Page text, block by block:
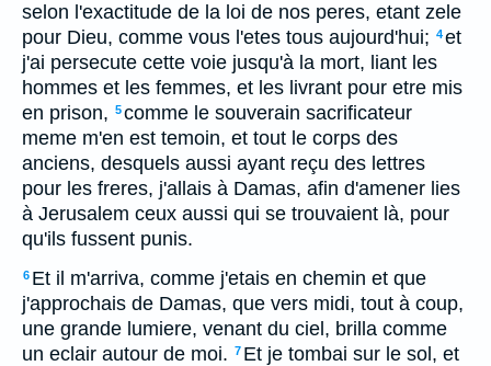
selon l'exactitude de la loi de nos peres, etant zele
pour Dieu, comme vous l'etes tous aujourd'hui; 4et
j'ai persecute cette voie jusqu'à la mort, liant les
hommes et les femmes, et les livrant pour etre mis
en prison, 5comme le souverain sacrificateur
meme m'en est temoin, et tout le corps des
anciens, desquels aussi ayant reçu des lettres
pour les freres, j'allais à Damas, afin d'amener lies
à Jerusalem ceux aussi qui se trouvaient là, pour
qu'ils fussent punis.
6 Et il m'arriva, comme j'etais en chemin et que
j'approchais de Damas, que vers midi, tout à coup,
une grande lumiere, venant du ciel, brilla comme
un eclair autour de moi. 7 Et je tombai sur le sol, et